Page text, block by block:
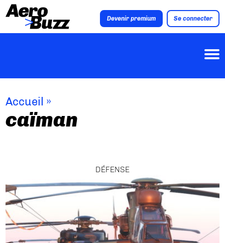
Devenir premium Se connecter
Accueil »
caïman
DÉFENSE